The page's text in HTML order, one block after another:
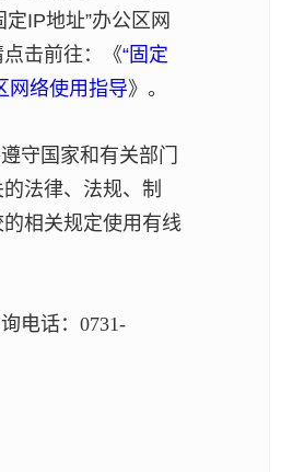
定IP地址”办公区网
点击前往：《“固定
网络使用指导》 。
守国家和有关部门
法律、法规、制
相关规定使用有线
电话：0731-